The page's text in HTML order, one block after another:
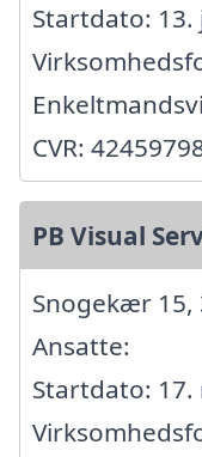
Startdato: 13.
CVR:
PB Visual
Snogekær 15,
Ansatte:
Startdato: 17.